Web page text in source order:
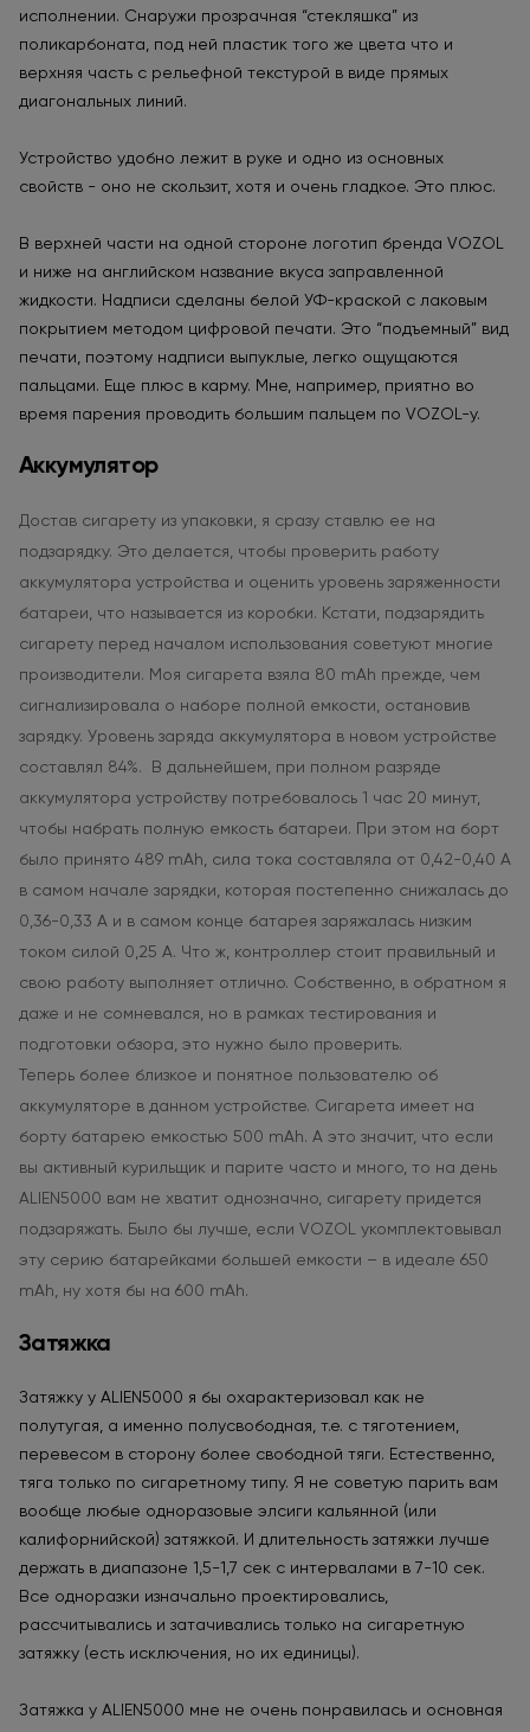
исполнении. Снаружи прозрачная “стекляшка” из
поликарбоната, под ней пластик того же цвета что и
верхняя часть с рельефной текстурой в виде прямых
диагональных линий.
Устройство удобно лежит в руке и одно из основных
свойств - оно не скользит, хотя и очень гладкое. Это плюс.
В верхней части на одной стороне логотип бренда VOZOL
и ниже на английском название вкуса заправленной
жидкости. Надписи сделаны белой УФ-краской с лаковым
покрытием методом цифровой печати. Это “подъемный” вид
печати, поэтому надписи выпуклые, легко ощущаются
пальцами. Еще плюс в карму. Мне, например, приятно во
время парения проводить большим пальцем по VOZOL-у.
Аккумулятор
Достав сигарету из упаковки, я сразу ставлю ее на
подзарядку. Это делается, чтобы проверить работу
аккумулятора устройства и оценить уровень заряженности
батареи, что называется из коробки. Кстати, подзарядить
сигарету перед началом использования советуют многие
производители. Моя сигарета взяла 80 mAh прежде, чем
сигнализировала о наборе полной емкости, остановив
зарядку. Уровень заряда аккумулятора в новом устройстве
составлял 84%. В дальнейшем, при полном разряде
аккумулятора устройству потребовалось 1 час 20 минут,
чтобы набрать полную емкость батареи. При этом на борт
было принято 489 mAh, сила тока составляла от 0,42-0,40 А
в самом начале зарядки, которая постепенно снижалась до
0,36-0,33 А и в самом конце батарея заряжалась низким
током силой 0,25 А. Что ж, контроллер стоит правильный и
свою работу выполняет отлично. Собственно, в обратном я
даже и не сомневался, но в рамках тестирования и
подготовки обзора, это нужно было проверить.
Теперь более близкое и понятное пользователю об
аккумуляторе в данном устройстве. Сигарета имеет на
борту батарею емкостью 500 mAh. А это значит, что если
вы активный курильщик и парите часто и много, то на день
ALIEN5000 вам не хватит однозначно, сигарету придется
подзаряжать. Было бы лучше, если VOZOL укомплектовывал
эту серию батарейками большей емкости – в идеале 650
mAh, ну хотя бы на 600 mAh.
Затяжка
Затяжку у ALIEN5000 я бы охарактеризовал как не
полутугая, а именно полусвободная, т.е. с тяготением,
перевесом в сторону более свободной тяги. Естественно,
тяга только по сигаретному типу. Я не советую парить вам
вообще любые одноразовые элсиги кальянной (или
калифорнийской) затяжкой. И длительность затяжки лучше
держать в диапазоне 1,5-1,7 сек с интервалами в 7-10 сек.
Все одноразки изначально проектировались,
рассчитывались и затачивались только на сигаретную
затяжку (есть исключения, но их единицы).
Затяжка у ALIEN5000 мне не очень понравилась и основная